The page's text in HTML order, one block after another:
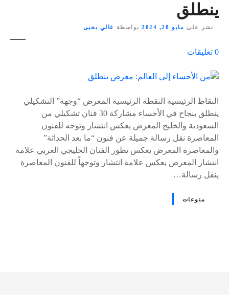
ينطلق
نشر على مايو 28, 2024 بواسطة غالي يحيى
0 تعليقات
ى
s
النقاط الرئيسية النقطة الرئيسية المعرض “وجهة” التشكيلي
ينطلق بنجاح في الأحساء مشاركة 30 فنان تشكيلي من
السعودية والخليج المعرض يعكس انتشار وتوجه للفنون
المعاصرة نقل رسالة جميلة عن فنون “ما بعد الحداثة”
والمعاصرة المعرض يعكس تطور الفنان الخليجي العربي علامة
انتشار المعرض يعكس علامة انتشار وتوجهاً للفنون المعاصرة
ينقل رسالة…
منوعات